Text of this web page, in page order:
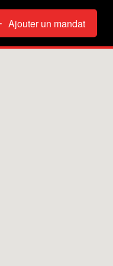
Ajouter un mandat